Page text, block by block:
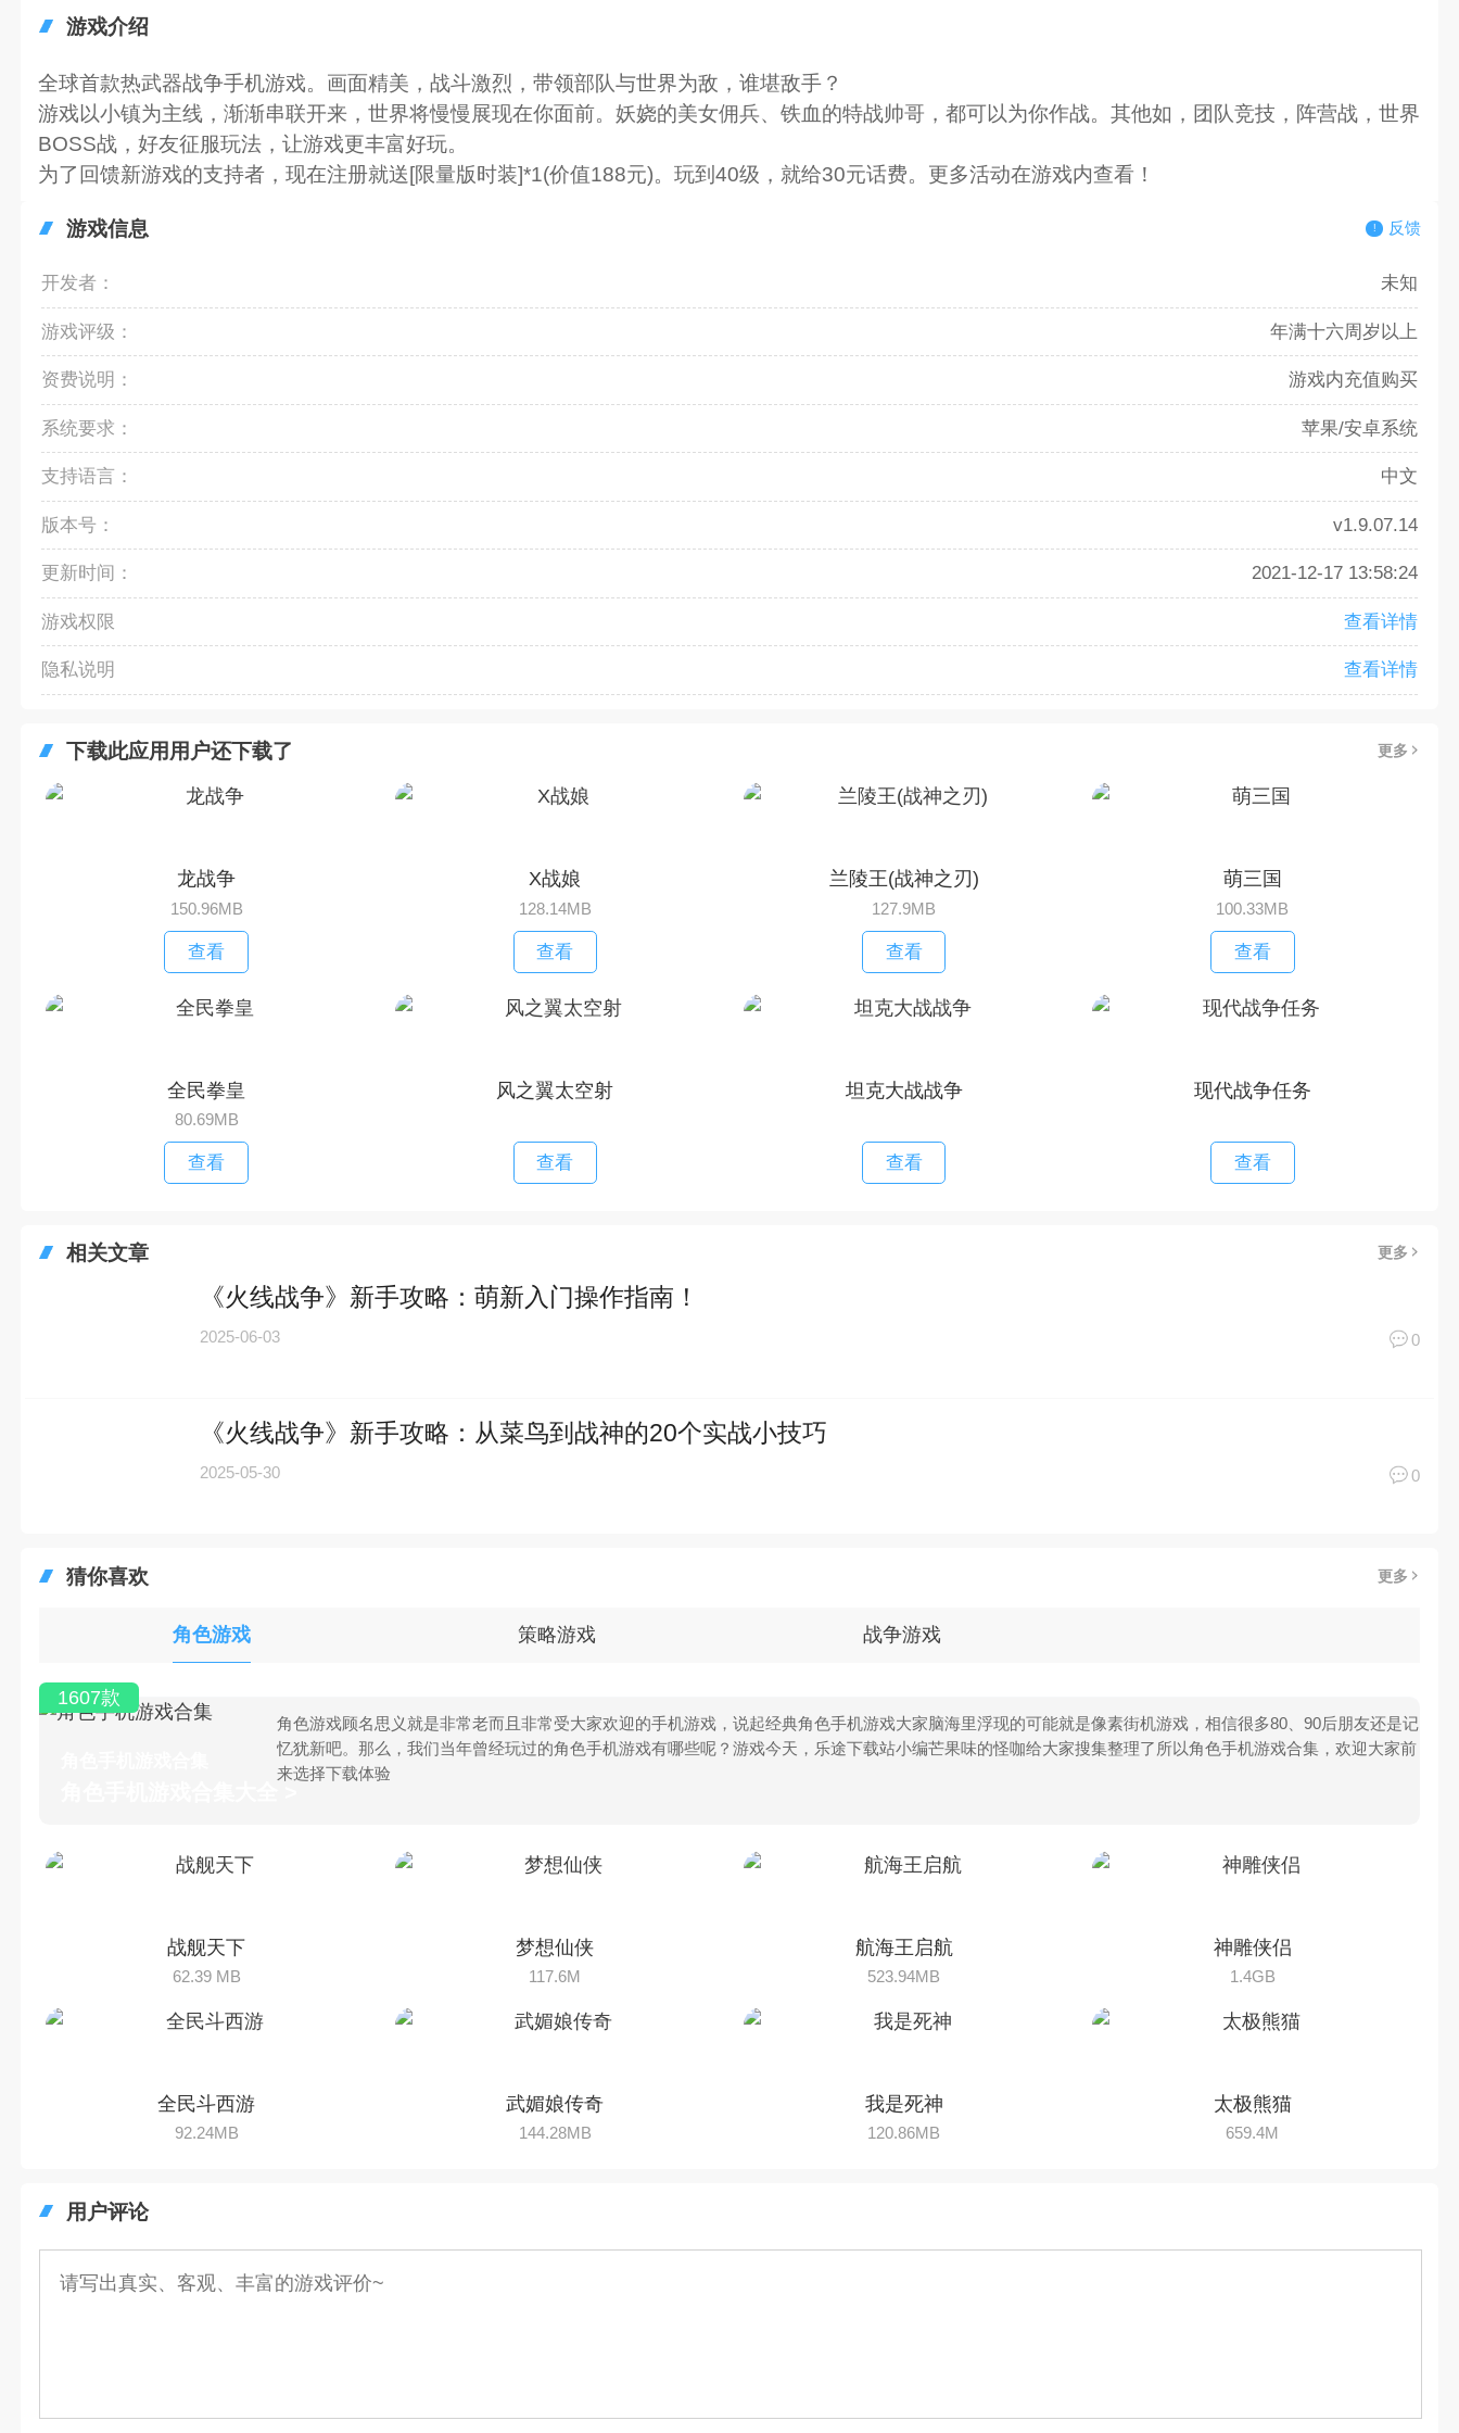
游戏介绍
全球首款热武器战争手机游戏。画面精美，战斗激烈，带领部队与世界为敌，谁堪敌手？
游戏以小镇为主线，渐渐串联开来，世界将慢慢展现在你面前。妖娆的美女佣兵、铁血的特战帅哥，都可以为你作战。其他如，团队竞技，阵营战，世界
BOSS战，好友征服玩法，让游戏更丰富好玩。
为了回馈新游戏的支持者，现在注册就送[限量版时装]*1(价值188元)。玩到40级，就给30元话费。更多活动在游戏内查看！
游戏信息 反馈
开发者： 未知
游戏评级： 年满十六周岁以上
资费说明： 游戏内充值购买
系统要求： 苹果/安卓系统
支持语言： 中文
版本号： v1.9.07.14
更新时间： 2021-12-17 13:58:24
游戏权限 查看详情
隐私说明 查看详情
下载此应用用户还下载了 更多
龙战争
150.96MB
查看
X战娘
128.14MB
查看
兰陵王(战神之刃)
127.9MB
查看
萌三国
100.33MB
查看
全民拳皇
80.69MB
查看
风之翼太空射
查看
坦克大战战争
查看
现代战争任务
查看
相关文章 更多
《火线战争》新手攻略：萌新入门操作指南！
2025-06-03 0
《火线战争》新手攻略：从菜鸟到战神的20个实战小技巧
2025-05-30 0
猜你喜欢 更多
角色游戏 策略游戏 战争游戏
角色游戏顾名思义就是非常老而且非常受大家欢迎的手机游戏，说起经典角色手机游戏大家脑海里浮现的可能就是像素街机游戏，相信很多80、90后朋友还是记
忆犹新吧。那么，我们当年曾经玩过的角色手机游戏有哪些呢？游戏今天，乐途下载站小编芒果味的怪咖给大家搜集整理了所以角色手机游戏合集，欢迎大家前
来选择下载体验
1607款
战舰天下
62.39 MB
梦想仙侠
117.6M
航海王启航
523.94MB
神雕侠侣
1.4GB
全民斗西游
92.24MB
武媚娘传奇
144.28MB
我是死神
120.86MB
太极熊猫
659.4M
用户评论